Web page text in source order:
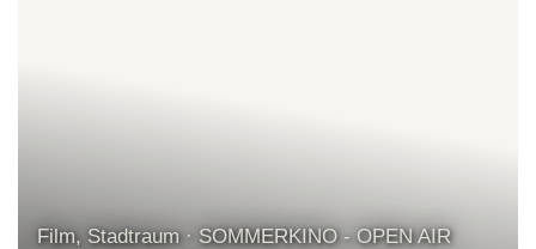
Film, Stadtraum · SOMMERKINO - OPEN AIR